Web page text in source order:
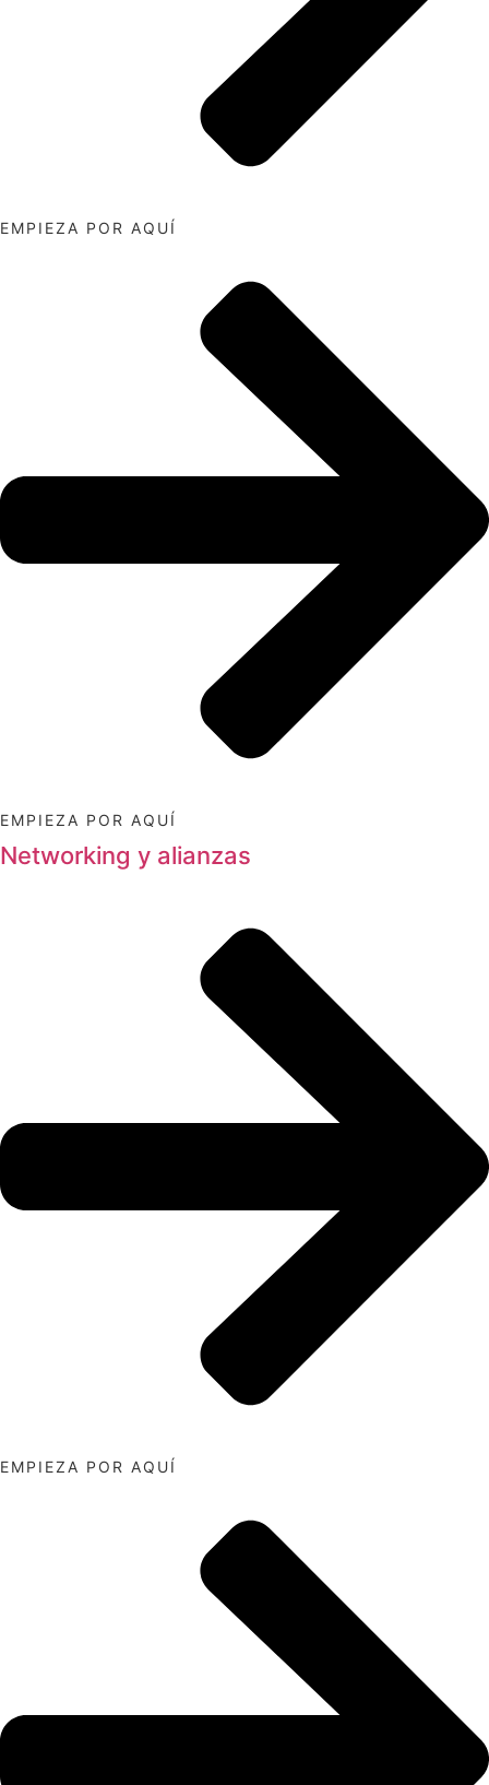
EMPIEZA POR AQUÍ
EMPIEZA POR AQUÍ
Networking y alianzas
EMPIEZA POR AQUÍ